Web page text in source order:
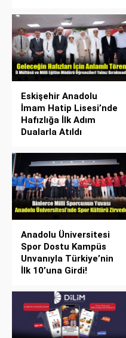
Eskişehir Anadolu
İmam Hatip Lisesi’nde
Hafızlığa İlk Adım
Dualarla Atıldı
Anadolu Üniversitesi
Spor Dostu Kampüs
Unvanıyla Türkiye’nin
İlk 10’una Girdi!